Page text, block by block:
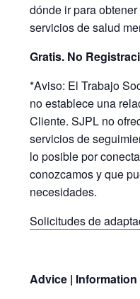
dónde ir para
servicios de salud
Gratis. No
*Aviso: El Trabajo
no establece una
Cliente. SJPL no
servicios de
lo posible por
conozcamos y que
necesidades.
Solicitudes de
Advice | Information